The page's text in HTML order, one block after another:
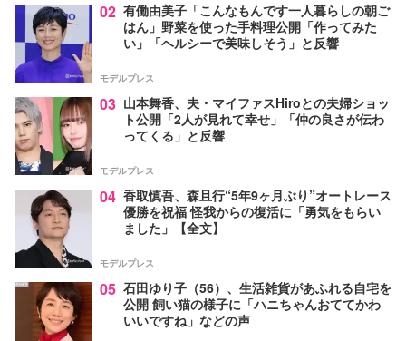
02 有働由美子「こんなもんです一人暮らしの朝ご
はん」野菜を使った手料理公開「作ってみた
い」「ヘルシーで美味しそう」と反響
モデルプレス
03 山本舞香、夫・マイファスHiroとの夫婦ショッ
ト公開「2人が見れて幸せ」「仲の良さが伝わ
ってくる」と反響
モデルプレス
04 香取慎吾、森且行“5年9ヶ月ぶり”オートレース
優勝を祝福 怪我からの復活に「勇気をもらい
ました」【全文】
モデルプレス
05 石田ゆり子（56）、生活雑貨があふれる自宅を
公開 飼い猫の様子に「ハニちゃんおててかわ
いいですね」などの声